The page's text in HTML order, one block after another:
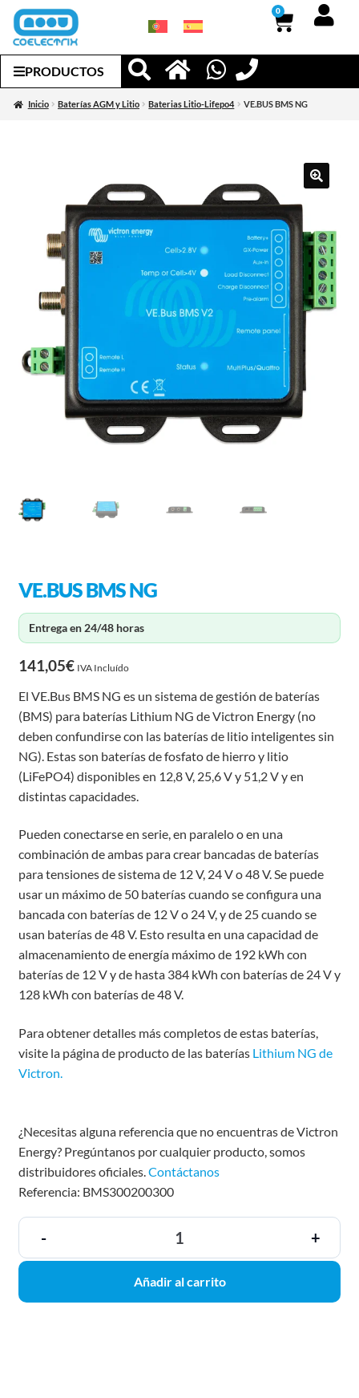
0
PRODUCTOS
Inicio Baterías AGM y Litio Baterias Litio-Lifepo4 VE.BUS BMS NG
VE.BUS BMS NG
Entrega en 24/48 horas
141,05€ IVA Incluído
El VE.Bus BMS NG es un sistema de gestión de baterías
(BMS) para baterías Lithium NG de Victron Energy (no
deben confundirse con las baterías de litio inteligentes sin
NG). Estas son baterías de fosfato de hierro y litio
(LiFePO4) disponibles en 12,8 V, 25,6 V y 51,2 V y en
distintas capacidades.
Pueden conectarse en serie, en paralelo o en una
combinación de ambas para crear bancadas de baterías
para tensiones de sistema de 12 V, 24 V o 48 V. Se puede
usar un máximo de 50 baterías cuando se configura una
bancada con baterías de 12 V o 24 V, y de 25 cuando se
usan baterías de 48 V. Esto resulta en una capacidad de
almacenamiento de energía máximo de 192 kWh con
baterías de 12 V y de hasta 384 kWh con baterías de 24 V y
128 kWh con baterías de 48 V.
Para obtener detalles más completos de estas baterías,
visite la página de producto de las baterías Lithium NG de
Victron.
¿Necesitas alguna referencia que no encuentras de Victron
Energy? Pregúntanos por cualquier producto, somos
distribuidores oficiales. Contáctanos
Referencia: BMS300200300
- +
Añadir al carrito